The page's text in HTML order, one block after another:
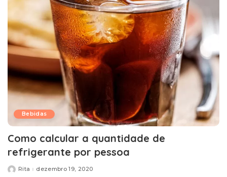
Bebidas
Como calcular a quantidade de
refrigerante por pessoa
Posted
Rita dezembro 19, 2020